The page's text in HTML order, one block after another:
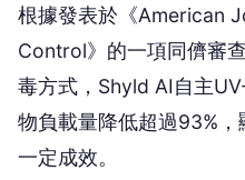
根據發表於《American
Control》的一項同儕審
毒方式，Shyld AI自主
物負載量降低超過93%
一定成效。